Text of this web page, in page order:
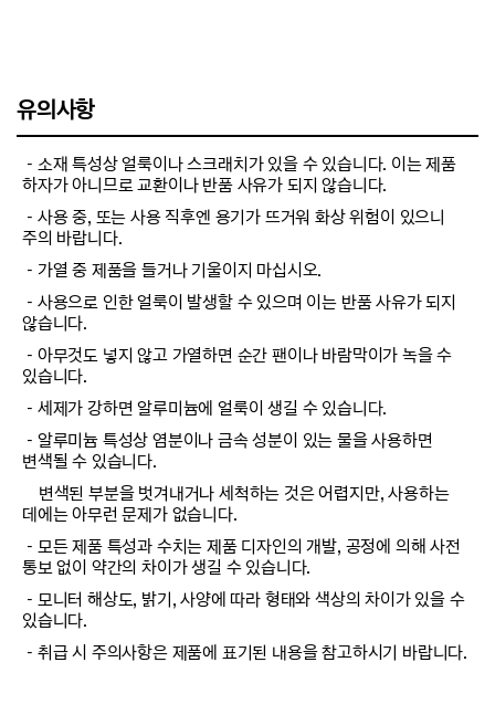
유의사항
－소재 특성상 얼룩이나 스크래치가 있을 수 있습니다. 이는 제품
하자가 아니므로 교환이나 반품 사유가 되지 않습니다.
－사용 중, 또는 사용 직후엔 용기가 뜨거워 화상 위험이 있으니
주의 바랍니다.
－가열 중 제품을 들거나 기울이지 마십시오.
－사용으로 인한 얼룩이 발생할 수 있으며 이는 반품 사유가 되지
않습니다.
－아무것도 넣지 않고 가열하면 순간 팬이나 바람막이가 녹을 수
있습니다.
－세제가 강하면 알루미늄에 얼룩이 생길 수 있습니다.
－알루미늄 특성상 염분이나 금속 성분이 있는 물을 사용하면
변색될 수 있습니다.
변색된 부분을 벗겨내거나 세척하는 것은 어렵지만, 사용하는
데에는 아무런 문제가 없습니다.
－모든 제품 특성과 수치는 제품 디자인의 개발, 공정에 의해 사전
통보 없이 약간의 차이가 생길 수 있습니다.
－모니터 해상도, 밝기, 사양에 따라 형태와 색상의 차이가 있을 수
있습니다.
－취급 시 주의사항은 제품에 표기된 내용을 참고하시기 바랍니다.